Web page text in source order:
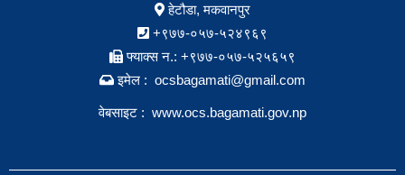
हेटौडा, मकवानपुर
+९७७-०५७-५२४९६९
फ्याक्स न.: +९७७-०५७-५२५६५९
इमेल : ocsbagamati@gmail.com
वेबसाइट : www.ocs.bagamati.gov.np